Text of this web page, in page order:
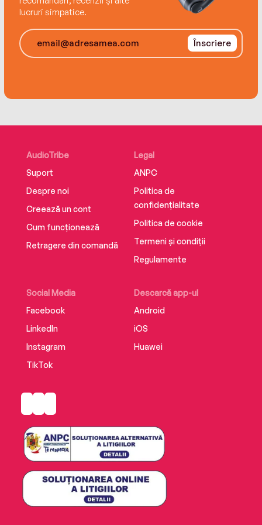
lucruri simpatice.
Înscriere
AudioTribe
Suport
Despre noi
Creează un cont
Cum funcționează
Retragere din comandă
Social Media
Facebook
LinkedIn
Instagram
TikTok
Descarcă app-ul
Android
iOS
Huawei
Legal
ANPC
Politica de
confidențialitate
Politica de cookie
Termeni și condiții
Regulamente